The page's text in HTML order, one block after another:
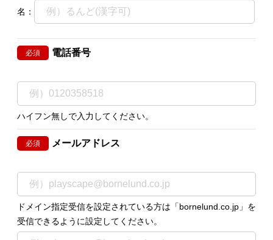
名：
必須 電話番号
ハイフン無しで入力してください。
必須 メールアドレス
ドメイン指定受信を設定されている方は「bornelund.co.jp」を
受信できるように設定してください。